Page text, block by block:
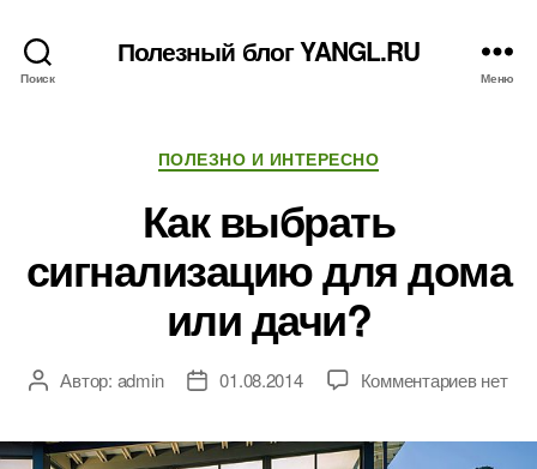
Поиск
Полезный блог YANGL.RU
Меню
Рубрики
ПОЛЕЗНО И ИНТЕРЕСНО
Как выбрать
сигнализацию для дома
или дачи?
АвторАвтор: admin
Дата01.08.2014 Комментариевк
нет